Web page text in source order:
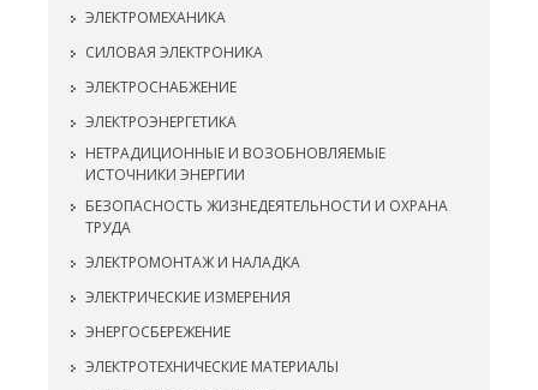
ЭЛЕКТРОМЕХАНИКА
СИЛОВАЯ ЭЛЕКТРОНИКА
ЭЛЕКТРОСНАБЖЕНИЕ
ЭЛЕКТРОЭНЕРГЕТИКА
НЕТРАДИЦИОННЫЕ И ВОЗОБНОВЛЯЕМЫЕ
ИСТОЧНИКИ ЭНЕРГИИ
БЕЗОПАСНОСТЬ ЖИЗНЕДЕЯТЕЛЬНОСТИ И ОХРАНА
ТРУДА
ЭЛЕКТРОМОНТАЖ И НАЛАДКА
ЭЛЕКТРИЧЕСКИЕ ИЗМЕРЕНИЯ
ЭНЕРГОСБЕРЕЖЕНИЕ
ЭЛЕКТРОТЕХНИЧЕСКИЕ МАТЕРИАЛЫ